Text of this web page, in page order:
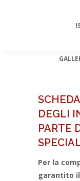
DEGLI
PARTE
Per la
garantito